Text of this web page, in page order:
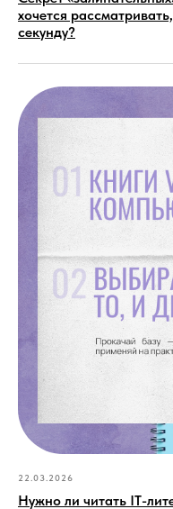
хочется
секунду?
22.03.2026
Нужно ли читать IT-